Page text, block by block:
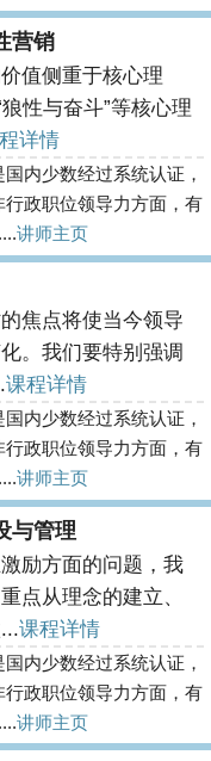
营销
值侧重于核心理
性与奋斗”等核心理
详情
内少数经过系统认证，
政职位领导力方面，有
讲师主页
焦点将使当今领导
。我们要特别强调
课程详情
内少数经过系统认证，
政职位领导力方面，有
讲师主页
与管理
励方面的问题，我
点从理念的建立、
课程详情
内少数经过系统认证，
政职位领导力方面，有
讲师主页